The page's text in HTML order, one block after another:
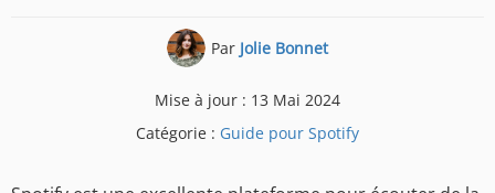
Par Jolie Bonnet
Mise à jour : 13 Mai 2024
Catégorie : Guide pour Spotify